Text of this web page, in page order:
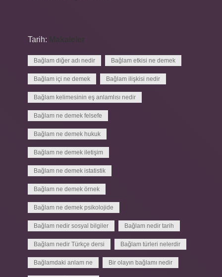
Tarih:
Bağlam diğer adı nedir Bağlam etkisi ne demek
Bağlam içi ne demek Bağlam ilişkisi nedir
Bağlam kelimesinin eş anlamlısı nedir
Bağlam ne demek felsefe
Bağlam ne demek hukuk
Bağlam ne demek iletişim
Bağlam ne demek istatistik
Bağlam ne demek örnek
Bağlam ne demek psikolojide
Bağlam nedir sosyal bilgiler Bağlam nedir tarih
Bağlam nedir Türkçe dersi Bağlam türleri nelerdir
Bağlamdaki anlam ne Bir olayın bağlamı nedir